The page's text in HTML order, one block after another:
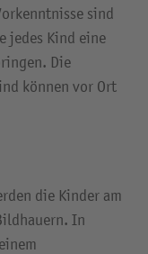
sind
jedes Kind eine
Die
können vor Ort
die Kinder am
In